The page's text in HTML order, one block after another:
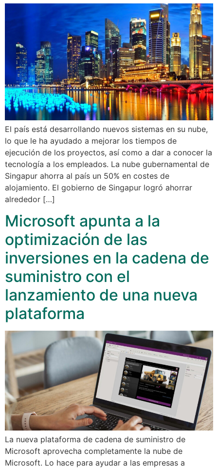
El país está desarrollando nuevos sistemas en su nube,
lo que le ha ayudado a mejorar los tiempos de
ejecución de los proyectos, así como a dar a conocer la
tecnología a los empleados. La nube gubernamental de
Singapur ahorra al país un 50% en costes de
alojamiento. El gobierno de Singapur logró ahorrar
alrededor […]
Microsoft apunta a la
optimización de las
inversiones en la cadena de
suministro con el
lanzamiento de una nueva
plataforma
La nueva plataforma de cadena de suministro de
Microsoft aprovecha completamente la nube de
Microsoft. Lo hace para ayudar a las empresas a